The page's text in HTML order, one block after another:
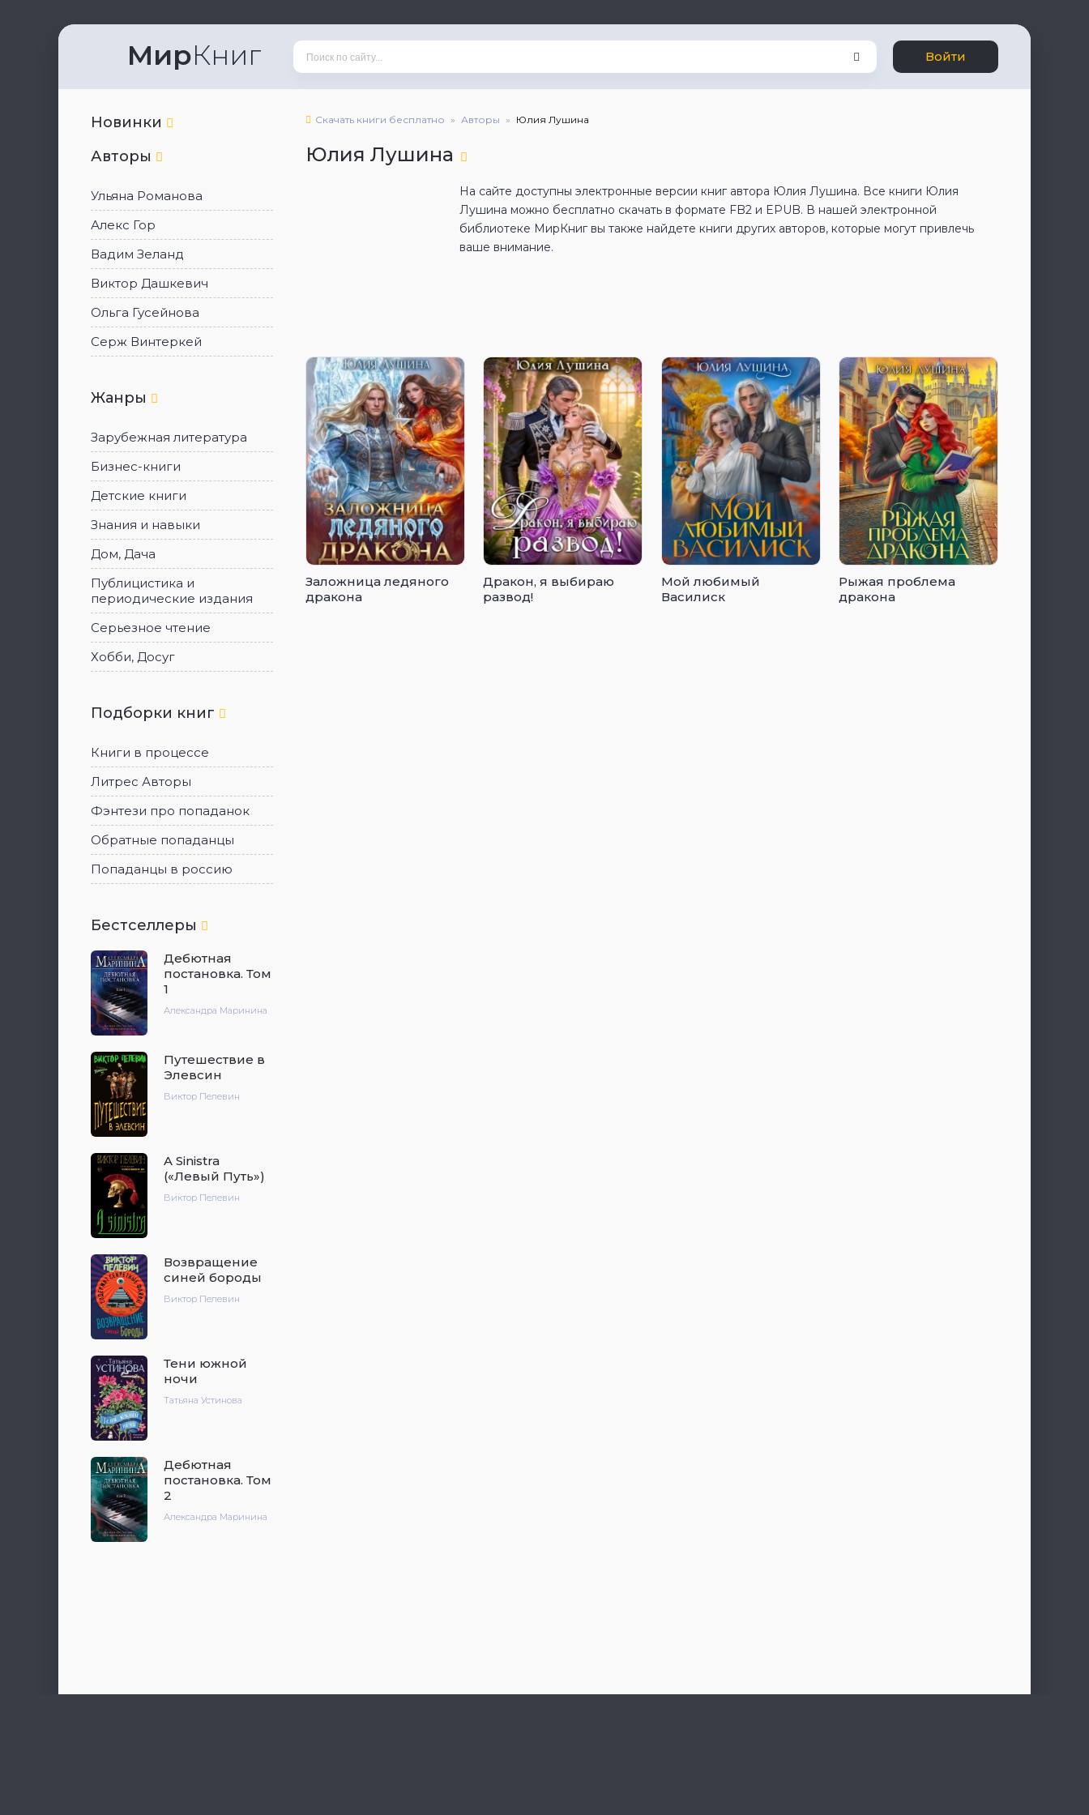
МирКниг Войти
Новинки
Авторы
Ульяна Романова
Алекс Гор
Вадим Зеланд
Виктор Дашкевич
Ольга Гусейнова
Серж Винтеркей
Жанры
Зарубежная литература
Бизнес-книги
Детские книги
Знания и навыки
Дом, Дача
Публицистика и
периодические издания
Серьезное чтение
Хобби, Досуг
Подборки книг
Книги в процессе
Литрес Авторы
Фэнтези про попаданок
Обратные попаданцы
Попаданцы в россию
Бестселлеры
Дебютная
постановка. Том
1
Александра Маринина
Путешествие в
Элевсин
Виктор Пелевин
A Sinistra
(«Левый Путь»)
Виктор Пелевин
Возвращение
синей бороды
Виктор Пелевин
Тени южной
ночи
Татьяна Устинова
Дебютная
постановка. Том
2
Александра Маринина
Скачать книги бесплатно Авторы Юлия Лушина
Юлия Лушина
На сайте доступны электронные версии книг автора Юлия Лушина. Все книги Юлия
Лушина можно бесплатно скачать в формате FB2 и EPUB. В нашей электронной
библиотеке МирКниг вы также найдете книги других авторов, которые могут привлечь
ваше внимание.
Заложница ледяного
дракона
Дракон, я выбираю
развод!
Мой любимый
Василиск
Рыжая проблема
дракона